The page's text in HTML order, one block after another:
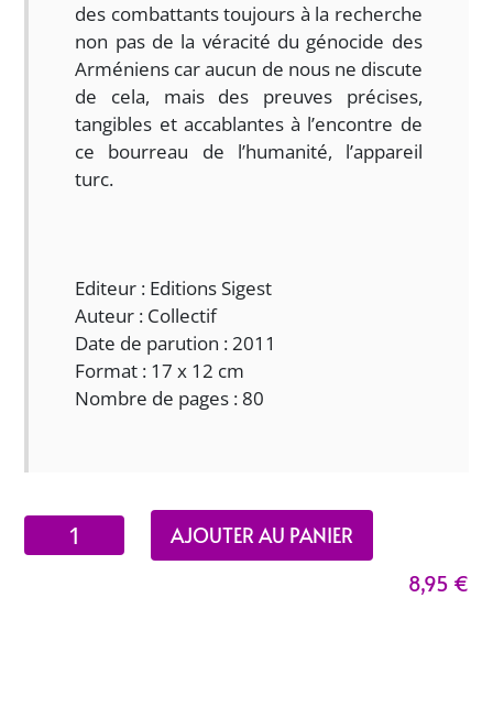
des combattants toujours à la recherche
non pas de la véracité du génocide des
Arméniens car aucun de nous ne discute
de cela, mais des preuves précises,
tangibles et accablantes à l’encontre de
ce bourreau de l’humanité, l’appareil
turc.
Editeur : Editions Sigest
Auteur : Collectif
Date de parution : 2011
Format : 17 x 12 cm
Nombre de pages : 80
quantité
de
AJOUTER AU PANIER
8,95 €